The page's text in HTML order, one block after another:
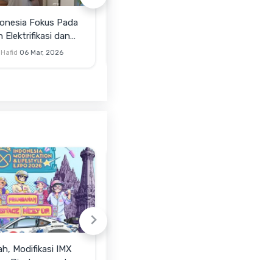
Fokus Pada
Elektrifikasi dan
Muda06 Mar, 2026
Modifikasi IMX